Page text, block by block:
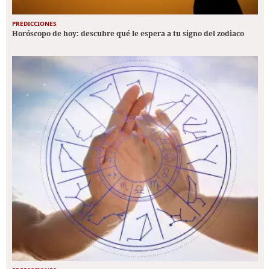
PREDICCIONES
Horóscopo de hoy: descubre qué le espera a tu signo del zodiaco